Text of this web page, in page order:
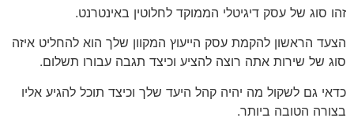
זהו סוג של עסק דיגיטלי הממוקד לחלוטין באינטרנט.
הצעד הראשון להקמת עסק הייעוץ המקוון שלך הוא להחליט איזה
סוג של שירות אתה רוצה להציע וכיצד תגבה עבורו תשלום.
כדאי גם לשקול מה יהיה קהל היעד שלך וכיצד תוכל להגיע אליו
בצורה הטובה ביותר.